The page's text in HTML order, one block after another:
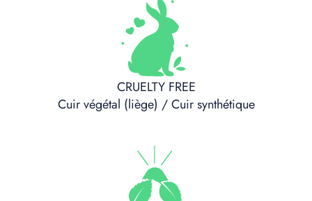
CRUELTY FREE
Cuir végétal (liège) / Cuir synthétique